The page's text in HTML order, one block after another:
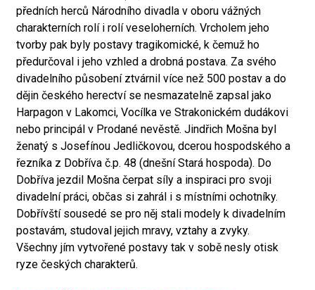
předních herců Národního divadla v oboru vážných
charakterních rolí i rolí veseloherních. Vrcholem jeho
tvorby pak byly postavy tragikomické, k čemuž ho
předurčoval i jeho vzhled a drobná postava. Za svého
divadelního působení ztvárnil více než 500 postav a do
dějin českého herectví se nesmazatelně zapsal jako
Harpagon v Lakomci, Vocílka ve Strakonickém dudákovi
nebo principál v Prodané nevěstě. Jindřich Mošna byl
ženatý s Josefínou Jedličkovou, dcerou hospodského a
řezníka z Dobříva č.p. 48 (dnešní Stará hospoda). Do
Dobříva jezdil Mošna čerpat síly a inspiraci pro svoji
divadelní práci, občas si zahrál i s místními ochotníky.
Dobřívští sousedé se pro něj stali modely k divadelním
postavám, studoval jejich mravy, vztahy a zvyky.
Všechny jím vytvořené postavy tak v sobě nesly otisk
ryze českých charakterů.